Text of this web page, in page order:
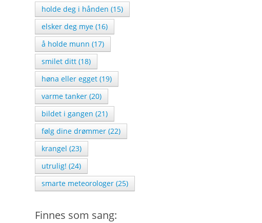
holde deg i hånden (15)
elsker deg mye (16)
å holde munn (17)
smilet ditt (18)
høna eller egget (19)
varme tanker (20)
bildet i gangen (21)
følg dine drømmer (22)
krangel (23)
utrulig! (24)
smarte meteorologer (25)
Finnes som sang: